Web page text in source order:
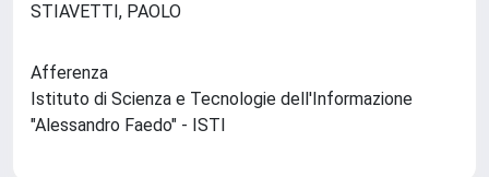
STIAVETTI, PAOLO
Afferenza
Istituto di Scienza e Tecnologie dell'Informazione
"Alessandro Faedo" - ISTI